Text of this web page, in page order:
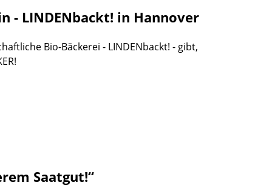
- LINDENbackt! in Hannover
Bio-Bäckerei - LINDENbackt! - gibt,
Saatgut!“